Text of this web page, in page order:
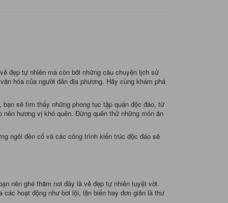
đẹp tự nhiên mà còn bởi những câu chuyện lịch sử
hóa của người dân địa phương. Hãy cùng khám phá
sẽ tìm thấy những phong tục tập quán độc đáo, từ
hương vị khó quên. Đừng quên thử những món ăn
ngôi đền cổ và các công trình kiến trúc độc đáo sẽ
nên ghé thăm nơi đây là vẻ đẹp tự nhiên tuyệt vời.
hoạt động như bơi lội, lặn biển hay đơn giản là thư